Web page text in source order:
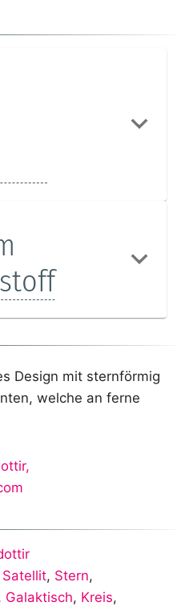
Design mit sternförmig
welche an ferne
,
Satellit, Stern,
Galaktisch, Kreis,